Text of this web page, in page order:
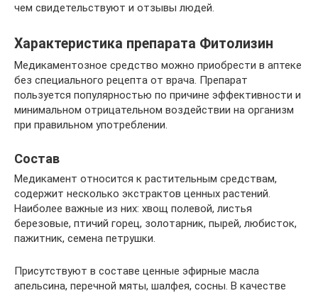
чем свидетельствуют и отзывы людей.
Характеристика препарата Фитолизин
Медикаментозное средство можно приобрести в аптеке
без специального рецепта от врача. Препарат
пользуется популярностью по причине эффективности и
минимальном отрицательном воздействии на организм
при правильном употреблении.
Состав
Медикамент относится к растительным средствам,
содержит несколько экстрактов ценных растений.
Наиболее важные из них: хвощ полевой, листья
березовые, птичий горец, золотарник, пырей, любисток,
пажитник, семена петрушки.
Присутствуют в составе ценные эфирные масла
апельсина, перечной мяты, шалфея, сосны. В качестве